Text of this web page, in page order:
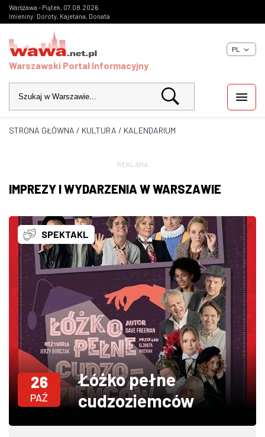
Warszawa - Piątek, 07.08.2026
Imieniny: Doroty, Kajetana, Donata
Warszawski Portal Informacyjny
PL
WIADOMOŚCI
IMPREZY
KULTURA
ZDJĘCIA
W WARSZAWIE
MARKETPLACE
STRONA GŁÓWNA / KULTURA / KALENDARIUM
REKLAMA
IMPREZY I WYDARZENIA W WARSZAWIE
SPEKTAKL
26
PAŹ
Łóżko pełne
cudzoziemców